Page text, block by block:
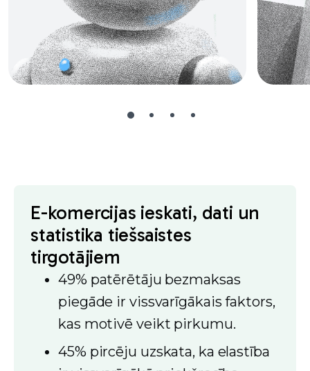
E-komercijas ieskati, dati un
statistika tiešsaistes
tirgotājiem
49% patērētāju bezmaksas
piegāde ir vissvarīgākais faktors,
kas motivē veikt pirkumu.
45% pircēju uzskata, ka elastība